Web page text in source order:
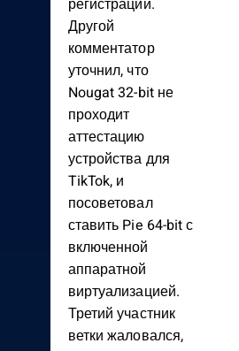
регистрации.
Другой
комментатор
уточнил, что
Nougat 32-bit не
проходит
аттестацию
устройства для
TikTok, и
посоветовал
ставить Pie 64-bit с
включенной
аппаратной
виртуализацией.
Третий участник
ветки жаловался,